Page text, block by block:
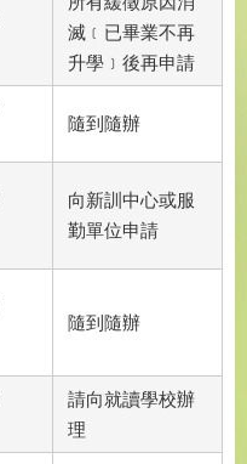
滅﹝已畢業不再
升學﹞後再申請
隨到隨辦
向新訓中心或服
勤單位申請
隨到隨辦
請向就讀學校辦
理